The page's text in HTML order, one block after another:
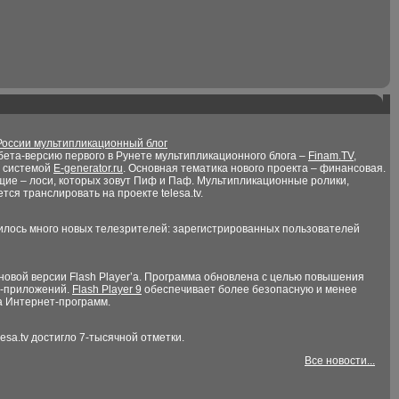
мультипликационный блог
версию первого в Рунете мультипликационного блога – Finam.TV,
E-generator.ru. Основная тематика нового проекта – финансовая.
– лоси, которых зовут Пиф и Паф. Мультипликационные ролики,
транслировать на проекте telesa.tv.
много новых телезрителей: зарегистрированных пользователей
версии Flash Player’а. Программа обновлена с целью повышения
приложений. Flash Player 9 обеспечивает более безопасную и менее
Интернет-программ.
достигло 7-тысячной отметки.
Все новости...